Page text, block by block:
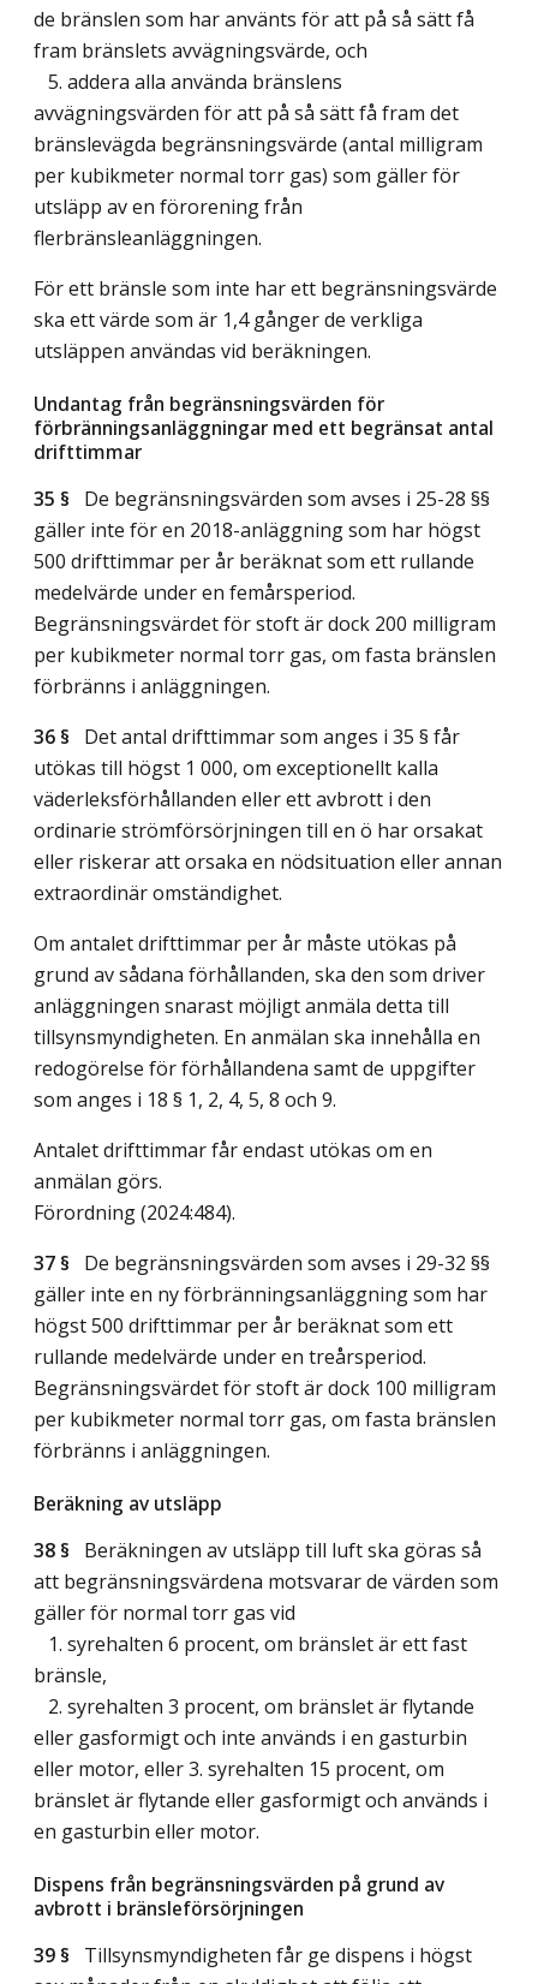
de bränslen som har använts för att på så sätt få
fram bränslets avvägningsvärde, och
5. addera alla använda bränslens
avvägningsvärden för att på så sätt få fram det
bränslevägda begränsningsvärde (antal milligram
per kubikmeter normal torr gas) som gäller för
utsläpp av en förorening från
flerbränsleanläggningen.
För ett bränsle som inte har ett begränsningsvärde
ska ett värde som är 1,4 gånger de verkliga
utsläppen användas vid beräkningen.
Undantag från begränsningsvärden för
förbränningsanläggningar med ett begränsat antal
drifttimmar
35 § De begränsningsvärden som avses i 25-28 §§
gäller inte för en 2018-anläggning som har högst
500 drifttimmar per år beräknat som ett rullande
medelvärde under en femårsperiod.
Begränsningsvärdet för stoft är dock 200 milligram
per kubikmeter normal torr gas, om fasta bränslen
förbränns i anläggningen.
36 § Det antal drifttimmar som anges i 35 § får
utökas till högst 1 000, om exceptionellt kalla
väderleksförhållanden eller ett avbrott i den
ordinarie strömförsörjningen till en ö har orsakat
eller riskerar att orsaka en nödsituation eller annan
extraordinär omständighet.
Om antalet drifttimmar per år måste utökas på
grund av sådana förhållanden, ska den som driver
anläggningen snarast möjligt anmäla detta till
tillsynsmyndigheten. En anmälan ska innehålla en
redogörelse för förhållandena samt de uppgifter
som anges i 18 § 1, 2, 4, 5, 8 och 9.
Antalet drifttimmar får endast utökas om en
anmälan görs.
Förordning (2024:484).
37 § De begränsningsvärden som avses i 29-32 §§
gäller inte en ny förbränningsanläggning som har
högst 500 drifttimmar per år beräknat som ett
rullande medelvärde under en treårsperiod.
Begränsningsvärdet för stoft är dock 100 milligram
per kubikmeter normal torr gas, om fasta bränslen
förbränns i anläggningen.
Beräkning av utsläpp
38 § Beräkningen av utsläpp till luft ska göras så
att begränsningsvärdena motsvarar de värden som
gäller för normal torr gas vid
1. syrehalten 6 procent, om bränslet är ett fast
bränsle,
2. syrehalten 3 procent, om bränslet är flytande
eller gasformigt och inte används i en gasturbin
eller motor, eller 3. syrehalten 15 procent, om
bränslet är flytande eller gasformigt och används i
en gasturbin eller motor.
Dispens från begränsningsvärden på grund av
avbrott i bränsleförsörjningen
39 § Tillsynsmyndigheten får ge dispens i högst